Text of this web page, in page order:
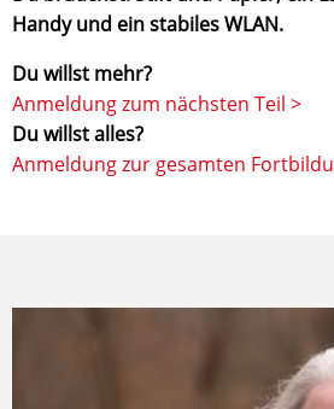
Handy und ein stabiles WLAN.
Du willst mehr?
Anmeldung zum nächsten Teil >
Du willst alles?
Anmeldung zur gesamten